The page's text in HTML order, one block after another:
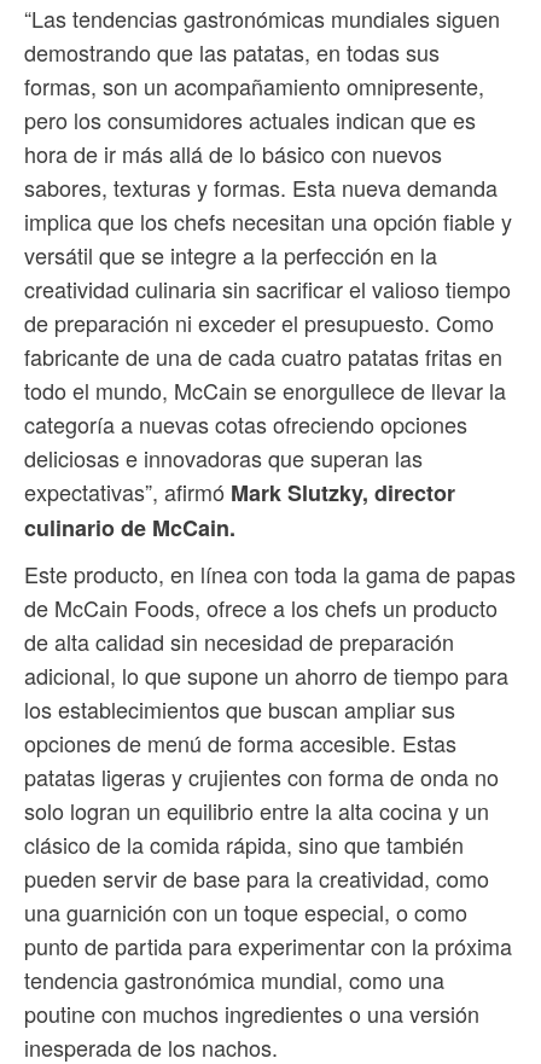
“Las tendencias gastronómicas mundiales siguen
demostrando que las patatas, en todas sus
formas, son un acompañamiento omnipresente,
pero los consumidores actuales indican que es
hora de ir más allá de lo básico con nuevos
sabores, texturas y formas. Esta nueva demanda
implica que los chefs necesitan una opción fiable y
versátil que se integre a la perfección en la
creatividad culinaria sin sacrificar el valioso tiempo
de preparación ni exceder el presupuesto. Como
fabricante de una de cada cuatro patatas fritas en
todo el mundo, McCain se enorgullece de llevar la
categoría a nuevas cotas ofreciendo opciones
deliciosas e innovadoras que superan las
expectativas”, afirmó Mark Slutzky, director
culinario de McCain.
Este producto, en línea con toda la gama de papas
de McCain Foods, ofrece a los chefs un producto
de alta calidad sin necesidad de preparación
adicional, lo que supone un ahorro de tiempo para
los establecimientos que buscan ampliar sus
opciones de menú de forma accesible. Estas
patatas ligeras y crujientes con forma de onda no
solo logran un equilibrio entre la alta cocina y un
clásico de la comida rápida, sino que también
pueden servir de base para la creatividad, como
una guarnición con un toque especial, o como
punto de partida para experimentar con la próxima
tendencia gastronómica mundial, como una
poutine con muchos ingredientes o una versión
inesperada de los nachos.